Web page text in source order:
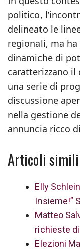
politico,
delineato le
regionali, ma
dinamiche di
caratterizzano
una serie di
discussione
nella gestione
annuncia ricco
Articoli simili
Elly
Insieme!”
Matteo
richieste
Elezioni